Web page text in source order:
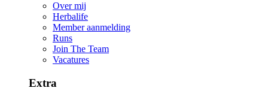
Over mij
Herbalife
Member aanmelding
Runs
Join The Team
Vacatures
Extra